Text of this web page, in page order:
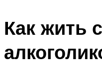
Как жить с